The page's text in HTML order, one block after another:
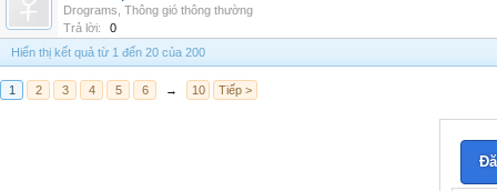
Drograms Thông gió thông thường
Trả lời:
0
Hiển thị kết quả từ 1 đến 20 của 200
1 2 3 4 5 6 → 10 Tiếp >